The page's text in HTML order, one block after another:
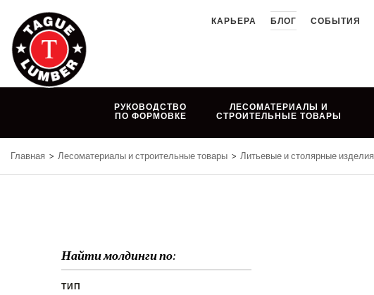
content
КАРЬЕРА БЛОГ СОБЫТИЯ
РУКОВОДСТВО
ПО ФОРМОВКЕ
ЛЕСОМАТЕРИАЛЫ И
СТРОИТЕЛЬНЫЕ ТОВАРЫ
Главная > Лесоматериалы и строительные товары > Литьевые и столярные изделия
Найти молдинги по:
ТИП